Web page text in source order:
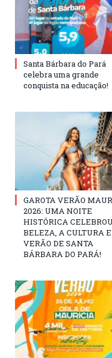
Santa Bárbara do Pará
celebra uma grande
conquista na educação!
GAROTA VERÃO
2026: UMA NOITE
HISTÓRICA
BELEZA, A CULTURA E
VERÃO DE SANTA
BÁRBARA DO PARÁ!